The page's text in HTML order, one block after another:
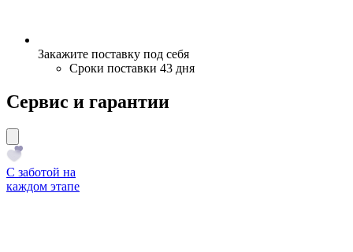
Закажите поставку под себя
Сроки поставки 43 дня
Сервис и гарантии
С заботой на
каждом этапе